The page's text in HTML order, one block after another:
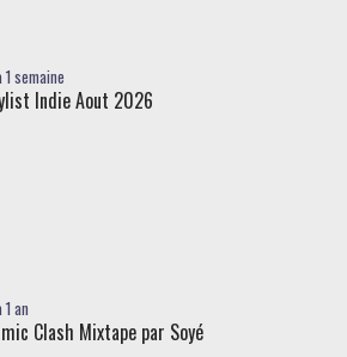
1 semaine
Indie Aout 2026
an
Clash Mixtape par Soyé